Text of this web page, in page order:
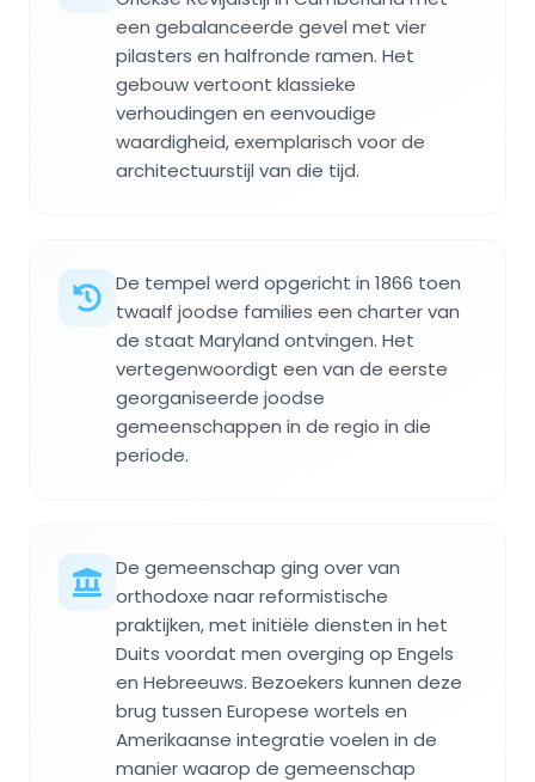
een gebalanceerde gevel met vier
pilasters en halfronde ramen. Het
gebouw vertoont klassieke
verhoudingen en eenvoudige
waardigheid, exemplarisch voor de
architectuurstijl van die tijd.
De tempel werd opgericht in 1866 toen
twaalf joodse families een charter van
de staat Maryland ontvingen. Het
vertegenwoordigt een van de eerste
georganiseerde joodse
gemeenschappen in de regio in die
periode.
De gemeenschap ging over van
orthodoxe naar reformistische
praktijken, met initiële diensten in het
Duits voordat men overging op Engels
en Hebreeuws. Bezoekers kunnen deze
brug tussen Europese wortels en
Amerikaanse integratie voelen in de
manier waarop de gemeenschap